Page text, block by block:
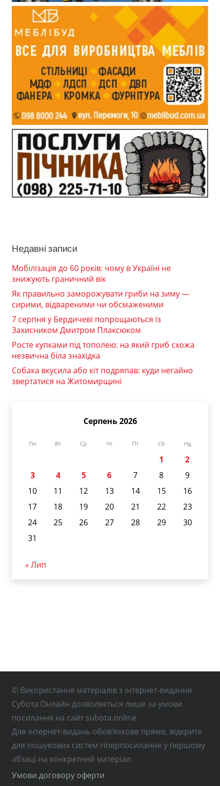
Недавні записи
Мобілізація до 60 років: чому в Україні не
знижують граничний вік
Як правильно заморожувати гриби на зиму —
сирими, відвареними чи обсмаженими
7 серпня у Бердичеві попрощаються із
Захисником Дмитром Плаксюком
Росте купками під тополею: на який гриб схожа
незвична біла знахідка
Собака вкусила або кіт подряпав: куди негайно
звертатися на Житомирщині
Серпень 2026
Пн Вт Ср Чт Пт Сб Нд
1
2
3
4 5 6 7 8
9
10
11 12 13 14 15
16
17
18 19 20 21 22
23
24
25 26 27 28 29
30
31
« Лип
© Використання матеріалів з інтернет-видання
Субота Онлайн дозволяється лише за умови
посилання на сайт subota.online
Для інтернет-видань обов’язкове пряме, відкрите
для пошукових систем гіперпосилання у першому
абзаці на конкретний матеріал.
Умови договору оферти